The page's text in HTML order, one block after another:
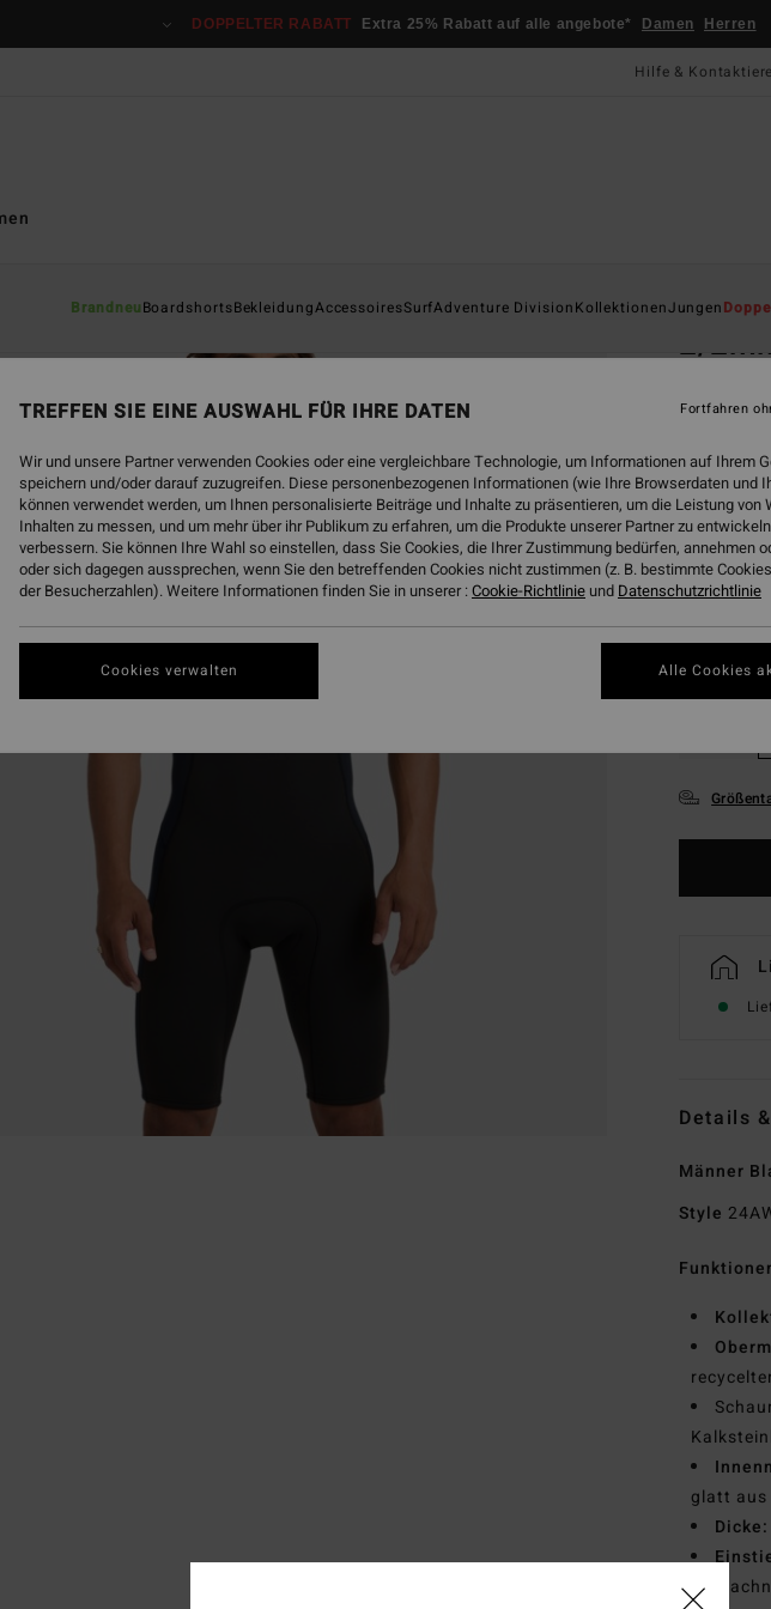
DOPPELTER RABATT Extra 25% Rabatt auf alle angebote* Damen Herren
Hilfe & Kontaktiere
BrandneuBoardshortsBekleidungAccessoiresSurfAdventure DivisionKollektionenJungen
2/
Männer
CHF
FarbeOcean
Details
Männer
Style
glatt aus
Dicke:
TREFFEN SIE EINE AUSWAHL FÜR IHRE DATEN
Wir und unsere Partner verwenden Cookies oder eine vergleichbare Technologie, um Informationen auf Ihrem
speichern und/oder darauf zuzugreifen. Diese personenbezogenen Informationen (wie Ihre Browserdaten und
können verwendet werden, um Ihnen personalisierte Beiträge und Inhalte zu präsentieren, um die Leistung von
Inhalten zu messen, und um mehr über ihr Publikum zu erfahren, um die Produkte unserer Partner zu
verbessern. Sie können Ihre Wahl so einstellen, dass Sie Cookies, die Ihrer Zustimmung bedürfen, annehmen
oder sich dagegen aussprechen, wenn Sie den betreffenden Cookies nicht zustimmen (z. B. bestimmte
der Besucherzahlen). Weitere Informationen finden Sie in unserer :Cookie-Richtlinie und Datenschutzrichtlinie
Cookies verwalten
Fortfahren
Alle Cookies